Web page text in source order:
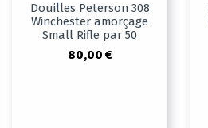
Douilles Peterson 308
Winchester amorçage
Small Rifle par 50
80,00 €